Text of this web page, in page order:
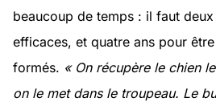
beaucoup de temps : il faut
efficaces, et quatre ans pour
formés. « On récupère le chien
on le met dans le troupeau. Le